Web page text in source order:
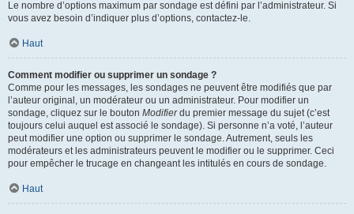
Le nombre d’options maximum par sondage est défini par l’administrateur. Si
vous avez besoin d’indiquer plus d’options, contactez-le.
Haut
Comment modifier ou supprimer un sondage ?
Comme pour les messages, les sondages ne peuvent être modifiés que par
l’auteur original, un modérateur ou un administrateur. Pour modifier un
sondage, cliquez sur le bouton Modifierdu premier message du sujet (c’est
toujours celui auquel est associé le sondage). Si personne n’a voté, l’auteur
peut modifier une option ou supprimer le sondage. Autrement, seuls les
modérateurs et les administrateurs peuvent le modifier ou le supprimer. Ceci
pour empêcher le trucage en changeant les intitulés en cours de sondage.
Haut